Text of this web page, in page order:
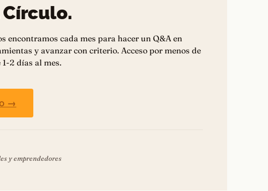
Círculo.
encontramos cada mes para hacer un Q&A en
y avanzar con criterio. Acceso por menos de
1-2 días al mes.
→
y emprendedores